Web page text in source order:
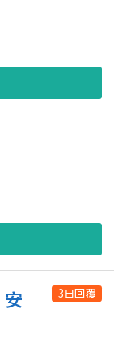
3日回覆